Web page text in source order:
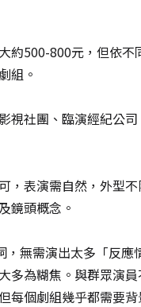
約500-800元，但依
組。
視社團、臨演經紀公司
，表演需自然，外型
鏡頭概念。
，無需演出太多「反
多為糊焦。與群眾演
每個劇組幾乎都需要背